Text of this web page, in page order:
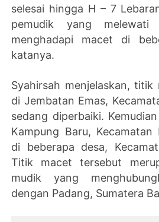
selesai hingga H – 7
pemudik yang melewati
menghadapi macet di
katanya.
Syahirsah menjelaskan,
di Jembatan Emas,
sedang diperbaiki.
Kampung Baru, Kecamatan
di beberapa desa,
Titik macet tersebut
mudik yang
dengan Padang, Sumatera